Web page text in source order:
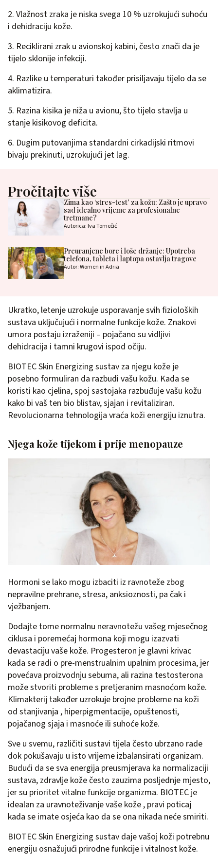
2. Vlažnost zraka je niska svega 10 % uzrokujući suhoću
i dehidraciju kože.
3. Reciklirani zrak u avionskoj kabini, često znači da je
tijelo sklonije infekciji.
4. Razlike u temperaturi također prisiljavaju tijelo da se
aklimatizira.
5. Razina kisika je niža u avionu, što tijelo stavlja u
stanje kisikovog deficita.
6. Dugim putovanjima standardni cirkadijski ritmovi
bivaju prekinuti, uzrokujući jet lag.
Pročitajte više
Zima kao ‘stres-test’ za kožu: Zašto je upravo
sad idealno vrijeme za profesionalne
tretmane?
Autorica: Iva Tomečić
Preuranjene bore i loše držanje: Upotreba
telefona, tableta i laptopa ostavlja tragove
Autor: Women in Adria
Ukratko, letenje uzrokuje usporavanje svih fizioloških
sustava uključujući i normalne funkcije kože. Znakovi
umora postaju izraženiji – pojačano su vidljivi
dehidracija i tamni krugovi ispod očiju.
BIOTEC Skin Energizing sustav za njegu kože je
posebno formuliran da razbudi vašu kožu. Kada se
koristi kao cjelina, spoj sastojaka razbuđuje vašu kožu
kako bi vaš ten bio blistav, sjajan i revitaliziran.
Revolucionarna tehnologija vraća koži energiju iznutra.
Njega kože tijekom i prije menopauze
Hormoni se lako mogu izbaciti iz ravnoteže zbog
nepravilne prehrane, stresa, anksioznosti, pa čak i
vježbanjem.
Dodajte tome normalnu neravnotežu vašeg mjesečnog
ciklusa i poremećaj hormona koji mogu izazvati
devastaciju vaše kože. Progesteron je glavni krivac
kada se radi o pre-menstrualnim upalnim procesima, jer
povećava proizvodnju sebuma, ali razina testosterona
može stvoriti probleme s pretjeranim masnoćom kože.
Klimakterij također uzrokuje brojne probleme na koži
od stanjivanja , hiperpigmentacije, opuštenosti,
pojačanog sjaja i masnoće ili suhoće kože.
Sve u svemu, različiti sustavi tijela često ubrzano rade
dok pokušavaju u isto vrijeme izbalansirati organizam.
Budući da se sva energija preusmjerava ka normalizaciji
sustava, zdravlje kože često zauzima posljednje mjesto,
jer su prioritet vitalne funkcije organizma. BIOTEC je
idealan za uravnoteživanje vaše kože , pravi poticaj
kada se imate osjeća kao da se ona nikada neće smiriti.
BIOTEC Skin Energizing sustav daje vašoj koži potrebnu
energiju osnažujući prirodne funkcije i vitalnost kože.